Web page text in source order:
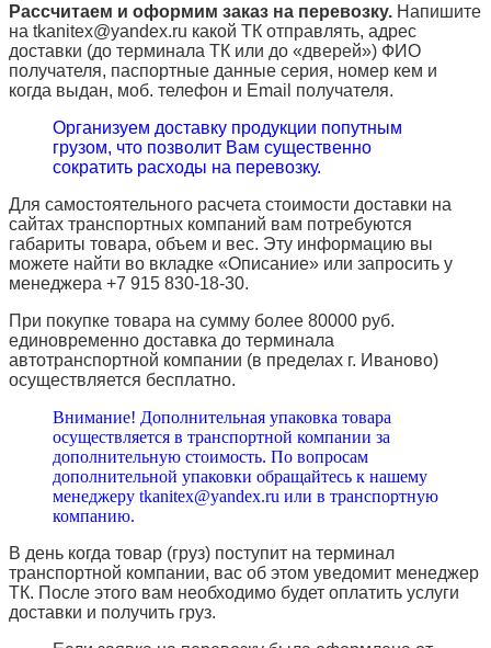
Рассчитаем и оформим заказ на перевозку. Напишите
на tkanitex@yandex.ru какой ТК отправлять, адрес
доставки (до терминала ТК или до «дверей») ФИО
получателя, паспортные данные серия, номер кем и
когда выдан, моб. телефон и Email получателя.
Организуем доставку продукции попутным
грузом, что позволит Вам существенно
сократить расходы на перевозку.
Для самостоятельного расчета стоимости доставки на
сайтах транспортных компаний вам потребуются
габариты товара, объем и вес. Эту информацию вы
можете найти во вкладке «Описание» или запросить у
менеджера +7 915 830-18-30.
При покупке товара на сумму более 80000 руб.
единовременно доставка до терминала
автотранспортной компании (в пределах г. Иваново)
осуществляется бесплатно.
Внимание! Дополнительная упаковка товара
осуществляется в транспортной компании за
дополнительную стоимость. По вопросам
дополнительной упаковки обращайтесь к нашему
менеджеру tkanitex@yandex.ru или в транспортную
компанию.
В день когда товар (груз) поступит на терминал
транспортной компании, вас об этом уведомит менеджер
ТК. После этого вам необходимо будет оплатить услуги
доставки и получить груз.